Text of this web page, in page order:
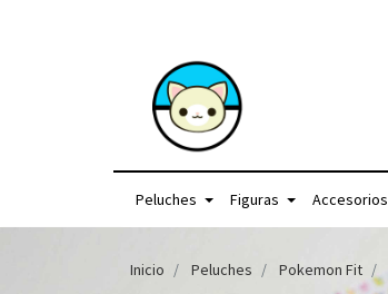
Peluches Figuras Accesorios
Inicio Peluches Pokemon Fit